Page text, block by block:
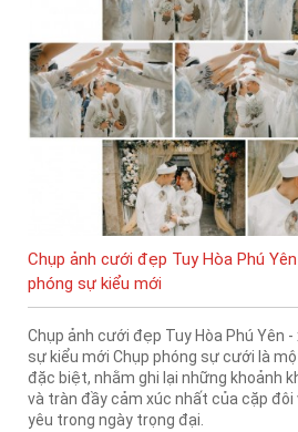
Chụp ảnh cưới đẹp Tuy Hòa Phú
phóng sự kiểu mới
Chụp ảnh cưới đẹp Tuy Hòa Phú Yên
sự kiểu mới Chụp phóng sự cưới là
đặc biệt, nhằm ghi lại những khoảnh
và tràn đầy cảm xúc nhất của cặp
yêu trong ngày trọng đại.